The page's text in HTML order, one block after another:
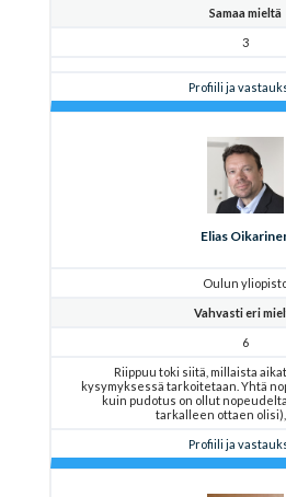
Samaa mieltä
3
Profiili ja
Elias
Oulun
Vahvasti eri
6
Riippuu toki siitä, millaista
kysymyksessä tarkoitetaan. Yhtä
kuin pudotus on ollut
tarkalleen ottaen olisi),
Profiili ja